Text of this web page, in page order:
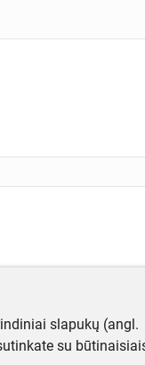
slapukų (angl.
su